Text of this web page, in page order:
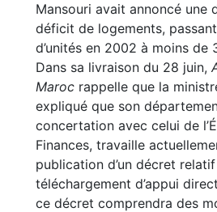
Mansouri avait annoncé une
déficit de logements, passant
d’unités en 2002 à moins de
Dans sa livraison du 28 juin,
Maroc rappelle que la
expliqué que son
concertation avec celui de
Finances, travaille
publication d’un décret
téléchargement d’appui
ce décret comprendra des